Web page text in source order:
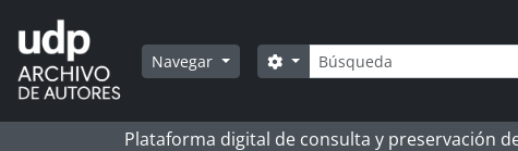
Skip to main content
Navegar Búsqueda
Search options
Plataforma digital de consulta y preservación